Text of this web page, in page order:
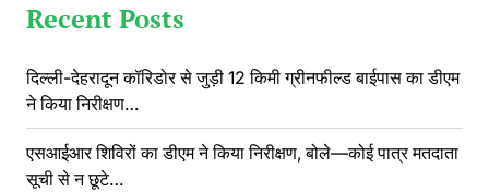
Recent Posts
दिल्ली-देहरादून कॉरिडोर से जुड़ी 12 किमी ग्रीनफील्ड बाईपास का डीएम
ने किया निरीक्षण…
एसआईआर शिविरों का डीएम ने किया निरीक्षण, बोले—कोई पात्र मतदाता
सूची से न छूटे…